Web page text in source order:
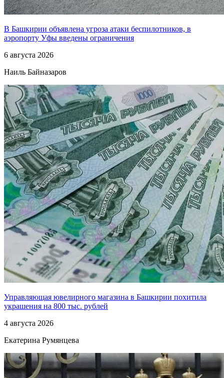
В Башкирии объявлена угроза атаки беспилотников, в
аэропорту Уфы введены ограничения
6 августа 2026
Наиль Байназаров
Управляющая ювелирного магазина в Башкирии похитила
украшения на 800 тыс. рублей
4 августа 2026
Екатерина Румянцева